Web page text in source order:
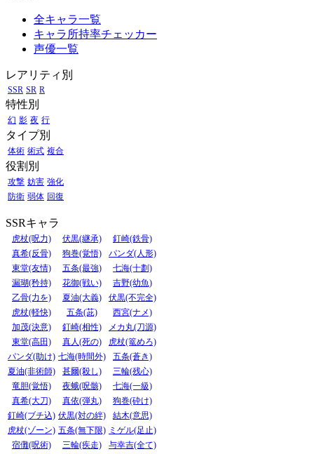
全キャラ一覧
キャラ所持率チェッカー
声優一覧
レアリティ別
SSR SR R
特性別
幻 影 夜 行
タイプ別
体術 術式 複合
役割別
攻撃 妨害 強化
防衛 弱体 回復
SSRキャラ
虎杖(呪力) 伏黒(継承)
釘崎(鉄骨)
真希(反骨)
狗巻(覚悟)
パンダ(人形)
東堂(友情)
五条(最強)
七海(十劃)
漏瑚(矜持)
花御(戦い)
吉野(幼魚)
乙骨(力を)
夏油(大義)
伏黒(不完全)
虎杖(軽快)
五条(茈)
西宮(ナメ)
加茂(決意)
釘崎(相性)
メカ丸(刀源)
東堂(高田)
真人(死の)
虎杖(篭めろ)
パンダ(助け) 七海(時間外)
五条(蒼き)
夏油(非術師)
甚爾(殺し)
三輪(残心)
竜胆(覚悟)
夜蛾(呪骸)
七海(一級)
真希(大刀)
真依(弾丸)
狗巻(砕け)
釘崎(ブチ込) 伏黒(対の絆)
結木(意思)
虎杖(ゾーン) 五条(無下限) ミゲル(足止)
宿儺(呪術)
三輪(疾走)
与幸吉(全て)